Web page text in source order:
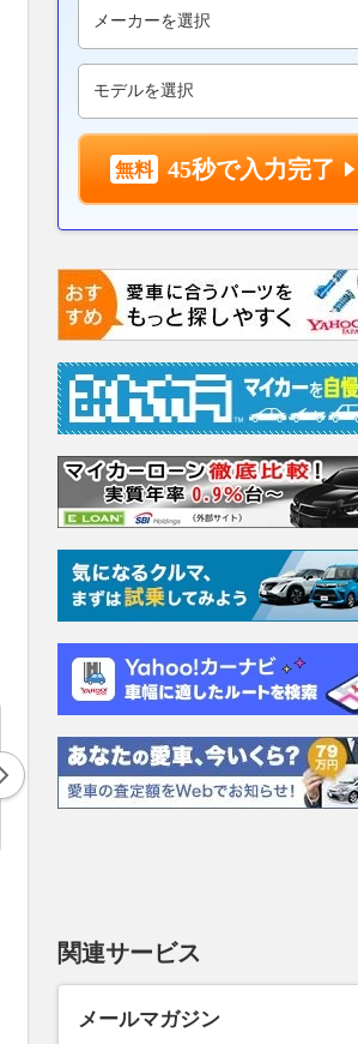
2026.08.08 ベストカーWeb
うメンタル
45秒で入力完了
関連サービス
メールマガジン